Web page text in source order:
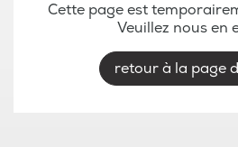
Cette page est
Veuillez nous en
retour à la page